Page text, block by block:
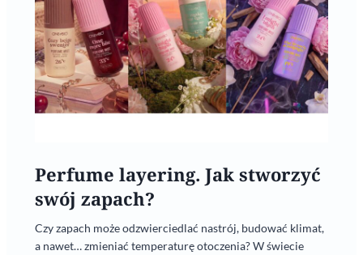
Perfume layering. Jak stworzyć
swój zapach?
Czy zapach może odzwierciedlać nastrój, budować klimat,
a nawet… zmieniać temperaturę otoczenia? W świecie